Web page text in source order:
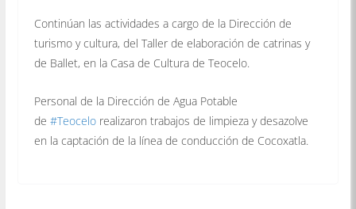
Continúan las actividades a cargo de la Dirección de
turismo y cultura, del Taller de elaboración de catrinas y
de Ballet, en la Casa de Cultura de Teocelo.
Personal de la Dirección de Agua Potable
de #Teocelorealizaron trabajos de limpieza y desazolve
en la captación de la línea de conducción de Cocoxatla.